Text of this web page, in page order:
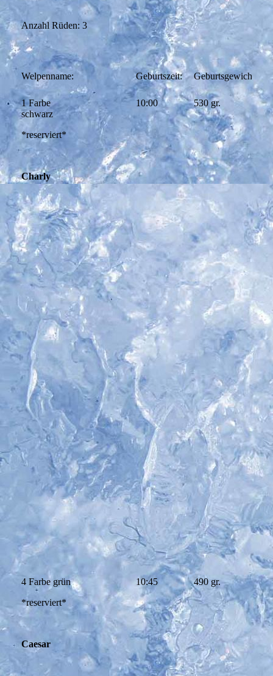
Anzahl Rüden: 3
Welpenname: Geburtszeit: Geburtsgewicht:
1 Farbe
schwarz
*reserviert*
Charly
10:00 530 gr.
4 Farbe grün
*reserviert*
Caesar
10:45 490 gr.